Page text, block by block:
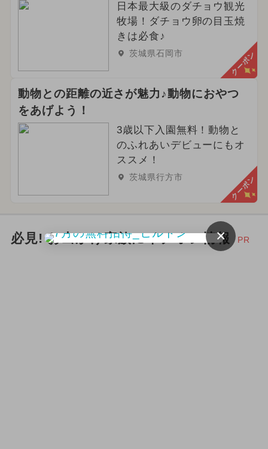
日本最大級のダチョウ観光
牧場！ダチョウ卵の目玉焼
きは必食♪
茨城県石岡市 クーポン
動物との距離の近さが魅力♪動物におやつ
をあげよう！
3歳以下入園無料！動物と
のふれあいデビューにもオ
ススメ！
茨城県行方市 クーポン
必見! お出かけ家族にイチオシ情報 PR
×